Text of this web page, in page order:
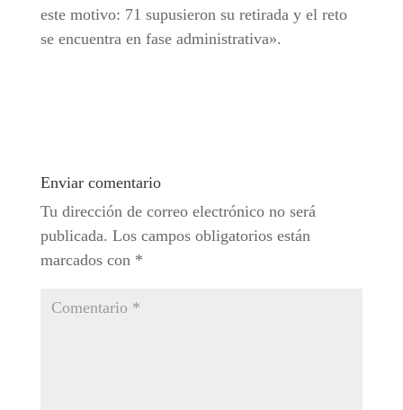
este motivo: 71 supusieron su retirada y el reto
se encuentra en fase administrativa».
Enviar comentario
Tu dirección de correo electrónico no será
publicada. Los campos obligatorios están
marcados con *